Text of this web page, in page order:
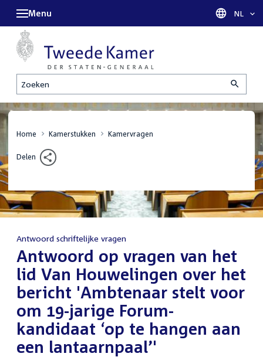
Zoeken
Menu Taal
NL
Home Kamerstukken Kamervragen
Delen
Antwoord schriftelijke vragen
Antwoord op vragen van het
lid Van Houwelingen over het
bericht 'Ambtenaar stelt voor
om 19-jarige Forum-
kandidaat ‘op te hangen aan
een lantaarnpaal’'